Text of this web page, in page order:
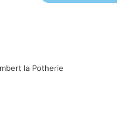
la Potherie